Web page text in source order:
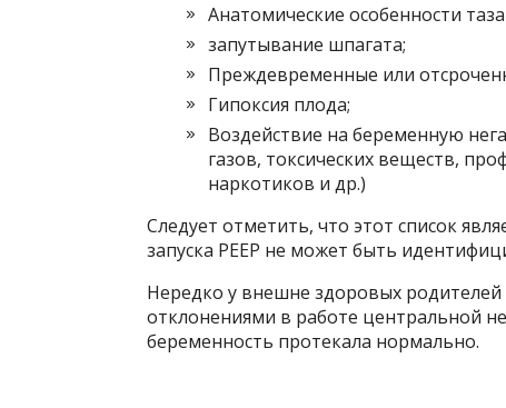
Анатомические особенности
запутывание шпагата;
Преждевременные или
Гипоксия плода;
Воздействие на беременную
газов, токсических веществ,
наркотиков и др.)
Следует отметить, что этот список
запуска PEEP не может быть
Нередко у внешне здоровых
отклонениями в работе центральной
беременность протекала нормально.